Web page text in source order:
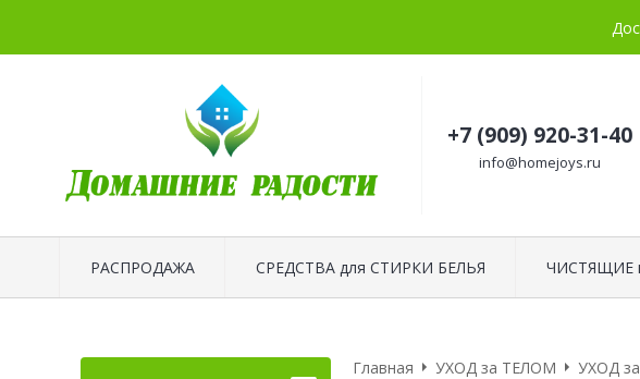
+7 (909) 920-31-40
info@homejoys.ru
РАСПРОДАЖА СРЕДСТВА для СТИРКИ БЕЛЬЯ ЧИСТЯЩИЕ
Главная УХОД за ТЕЛОМ
УХОД